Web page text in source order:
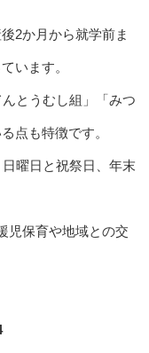
2か月から就学前ま
います。
とうむし組」「みつ
点も特徴です。
曜日と祝祭日、年末
児保育や地域との交